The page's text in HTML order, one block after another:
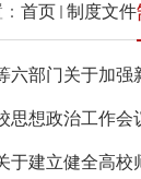
首页 制度文件
六部门关于加强
思想政治工作会
于建立健全高校